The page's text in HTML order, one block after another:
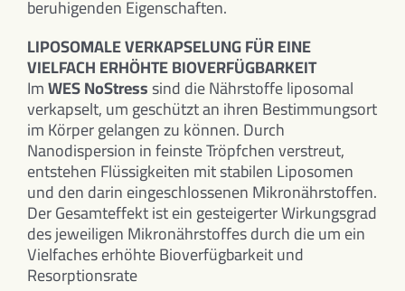
beruhigenden Eigenschaften.
LIPOSOMALE VERKAPSELUNG FÜR EINE
VIELFACH ERHÖHTE BIOVERFÜGBARKEIT
ImWES NoStresssind die Nährstoffe liposomal
verkapselt, um geschützt an ihren Bestimmungsort
im Körper gelangen zu können. Durch
Nanodispersion in feinste Tröpfchen verstreut,
entstehen Flüssigkeiten mit stabilen Liposomen
und den darin eingeschlossenen Mikronährstoffen.
Der Gesamteffekt ist ein gesteigerter Wirkungsgrad
des jeweiligen Mikronährstoffes durch die um ein
Vielfaches erhöhte Bioverfügbarkeit und
Resorptionsrate